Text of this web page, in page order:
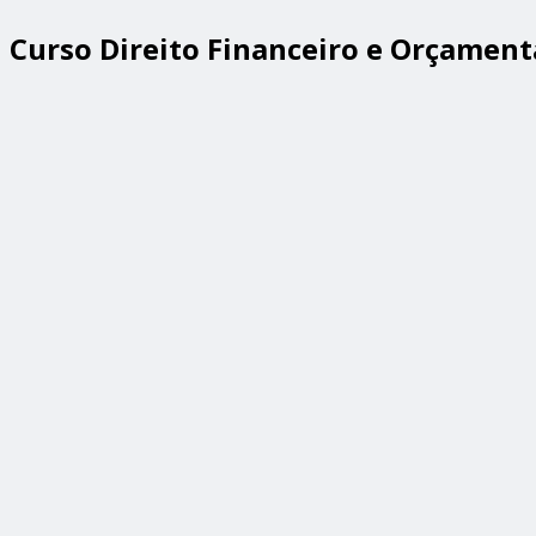
Curso Direito Financeiro e